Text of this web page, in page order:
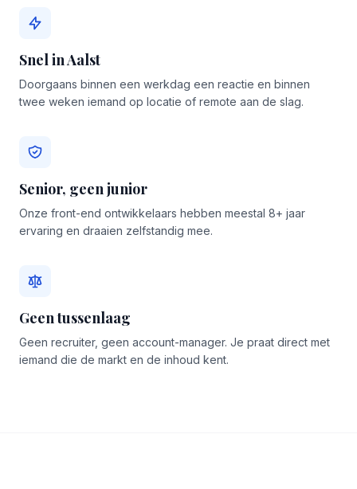
Snel in Aalst
Doorgaans binnen een werkdag een reactie en binnen
twee weken iemand op locatie of remote aan de slag.
Senior, geen junior
Onze front-end ontwikkelaars hebben meestal 8+ jaar
ervaring en draaien zelfstandig mee.
Geen tussenlaag
Geen recruiter, geen account-manager. Je praat direct met
iemand die de markt en de inhoud kent.